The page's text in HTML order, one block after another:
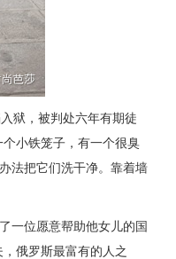
狱，被判处六年有期徒
小铁笼子，有一个很臭
法把它们洗干净。靠着墙
一位愿意帮助他女儿的国
俄罗斯最富有的人之